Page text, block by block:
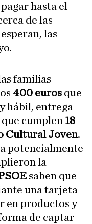
hasta el
de las
las
familias
400 euros que
hábil, entrega
cumplen 18
Cultural Joven.
potencialmente
la
saben que
una tarjeta
en productos y
de captar